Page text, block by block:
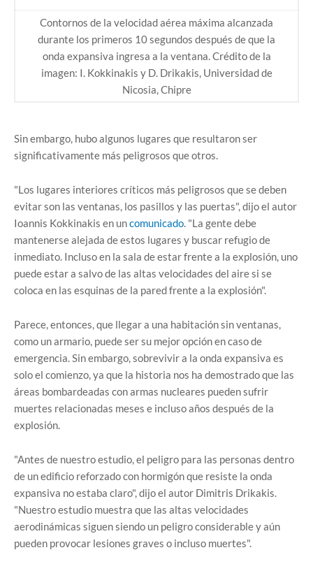
Contornos de la velocidad aérea máxima alcanzada
durante los primeros 10 segundos después de que la
onda expansiva ingresa a la ventana. Crédito de la
imagen: I. Kokkinakis y D. Drikakis, Universidad de
Nicosia, Chipre
Sin embargo, hubo algunos lugares que resultaron ser
significativamente más peligrosos que otros.
"Los lugares interiores críticos más peligrosos que se deben
evitar son las ventanas, los pasillos y las puertas", dijo el autor
Ioannis Kokkinakis en uncomunicado. "La gente debe
mantenerse alejada de estos lugares y buscar refugio de
inmediato. Incluso en la sala de estar frente a la explosión, uno
puede estar a salvo de las altas velocidades del aire si se
coloca en las esquinas de la pared frente a la explosión".
Parece, entonces, que llegar a una habitación sin ventanas,
como un armario, puede ser su mejor opción en caso de
emergencia. Sin embargo, sobrevivir a la onda expansiva es
solo el comienzo, ya que la historia nos ha demostrado que las
áreas bombardeadas con armas nucleares pueden sufrir
muertes relacionadas meses e incluso años después de la
explosión.
"Antes de nuestro estudio, el peligro para las personas dentro
de un edificio reforzado con hormigón que resiste la onda
expansiva no estaba claro", dijo el autor Dimitris Drikakis.
"Nuestro estudio muestra que las altas velocidades
aerodinámicas siguen siendo un peligro considerable y aún
pueden provocar lesiones graves o incluso muertes".